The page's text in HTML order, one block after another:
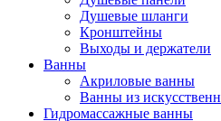
Душевые шланги
Кронштейны
Выходы и держатели
Ванны
Акриловые ванны
Ванны из
Гидромассажные ванны